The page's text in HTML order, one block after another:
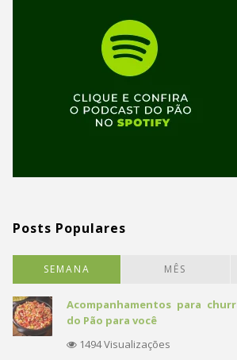
Posts Populares
SEMANA MÊS
Acompanhamentos para
do Pão para você
1494 Visualizações